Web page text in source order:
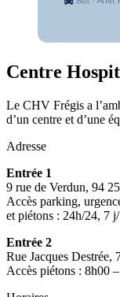
Centre
Le CHV Frégis a
d’un centre et d’une
Adresse
Entrée 1
9 rue de Verdun, 94
Accès parking,
et piétons : 24h/24, 7
Entrée 2
Rue Jacques Destrée,
Accès piétons : 8h00